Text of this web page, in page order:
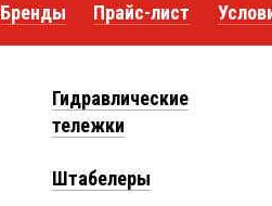
Бренды Прайс-лист
Гидравлические
тележки
Штабелеры